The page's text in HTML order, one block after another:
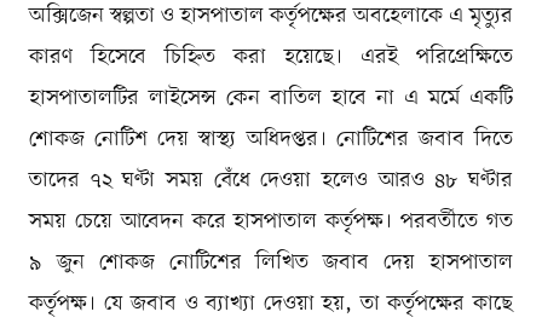
অক্সিজেন স্বল্পতা ও হাসপাতাল কর্তৃপক্ষের অবহেলাকে এ মৃত্যুর
কারণ হিসেবে চিহ্নিত করা হয়েছে। এরই পরিপ্রেক্ষিতে
হাসপাতালটির লাইসেন্স কেন বাতিল হাবে না এ মর্মে একটি
শোকজ নোটিশ দেয় স্বাস্থ্য অধিদপ্তর। নোটিশের জবাব দিতে
তাদের ৭২ ঘণ্টা সময় বেঁধে দেওয়া হলেও আরও ৪৮ ঘণ্টার
সময় চেয়ে আবেদন করে হাসপাতাল কর্তৃপক্ষ। পরবর্তীতে গত
৯ জুন শোকজ নোটিশের লিখিত জবাব দেয় হাসপাতাল
কর্তৃপক্ষ। যে জবাব ও ব্যাখ্যা দেওয়া হয়, তা কর্তৃপক্ষের কাছে